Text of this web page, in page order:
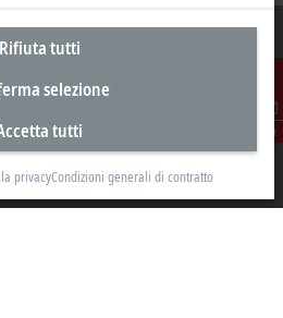
Contatti
Rifiuta tutti
selezione
tutti
privacyCondizioni generali di contratto